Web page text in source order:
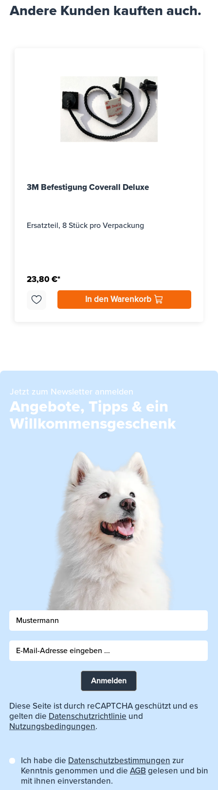
Andere Kunden kauften auch.
3M Befestigung Coverall Deluxe
Ersatzteil, 8 Stück pro Verpackung
23,80 €*
In den Warenkorb
Jetzt zum Newsletter anmelden
Angebote, Tipps & ein
Willkommensgeschenk
Anmelden
Diese Seite ist durch reCAPTCHA geschützt und es
gelten die Datenschutzrichtlinie und
Nutzungsbedingungen.
Ich habe die Datenschutzbestimmungen zur
Kenntnis genommen und die AGB gelesen und bin
mit ihnen einverstanden.